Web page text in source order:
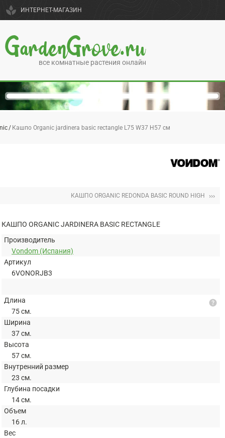
spa ИНТЕРНЕТ-МАГАЗИН
GardenGrove.ru
все комнатные растения онлайн
Кашпо Organic jardinera basic rectangle L75 W37 H57 см
КАШПО ORGANIC REDONDA BASIC ROUND HIGH ›››
КАШПО ORGANIC JARDINERA BASIC RECTANGLE
Производитель
Vondom (Испания)
Артикул
6VONORJB3
Длина
75 см.
Ширина
37 см.
Высота
57 см.
Внутренний размер
23 см.
Глубина посадки
14 см.
Объем
16 л.
Вес
help